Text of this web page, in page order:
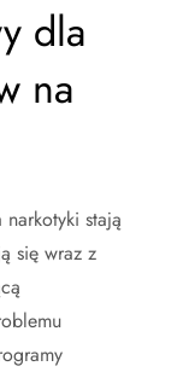
dla
na
stają
się wraz z